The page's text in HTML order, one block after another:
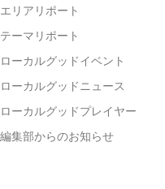
エリアリポート
テーマリポート
ローカルグッドイベント
ローカルグッドニュース
ローカルグッドプレイヤー
編集部からのお知らせ